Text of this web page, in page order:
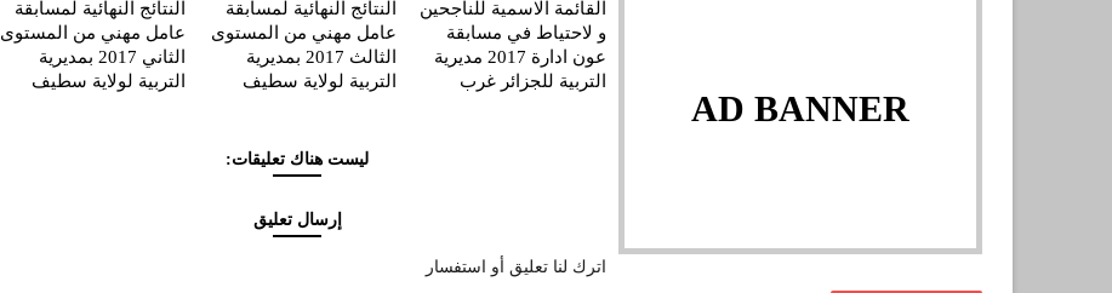
AD BANNER
القائمة الاسمية للناجحين
و لاحتياط في مسابقة
عون ادارة 2017 مديرية
التربية للجزائر غرب
النتائج النهائية لمسابقة
عامل مهني من المستوى
الثالث 2017 بمديرية
التربية لولاية سطيف
النتائج النهائية لمسابقة
عامل مهني من المستوى
الثاني 2017 بمديرية
التربية لولاية سطيف
ليست هناك تعليقات:
إرسال تعليق
اترك لنا تعليق أو استفسار